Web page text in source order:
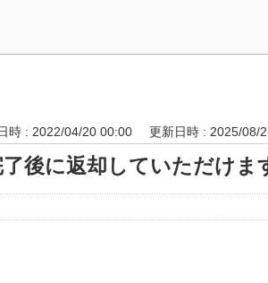
時 : 2022/04/20 00:00 更新日時 : 2025/08/
後に返却していただけま